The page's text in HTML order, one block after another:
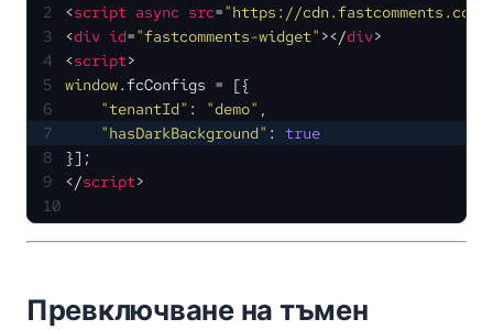
2
<script async src="https://
3
<div id="fastcomments-widget" ></div>
4
<script>
5
window.fcConfigs = [{
6
"tenantId" : "demo"
7
"hasDarkBackground" : true
8
}];
9
</script>
10
Превключване на тъмен